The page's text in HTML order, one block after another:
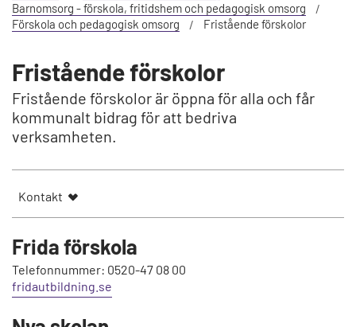
Barnomsorg - förskola, fritidshem och pedagogisk omsorg
Förskola och pedagogisk omsorg
Fristående förskolor
Fristående förskolor
Fristående förskolor är öppna för alla och får
kommunalt bidrag för att bedriva
verksamheten.
Kontakt
Frida förskola
Telefonnummer: 0520-47 08 00
fridautbildning.se